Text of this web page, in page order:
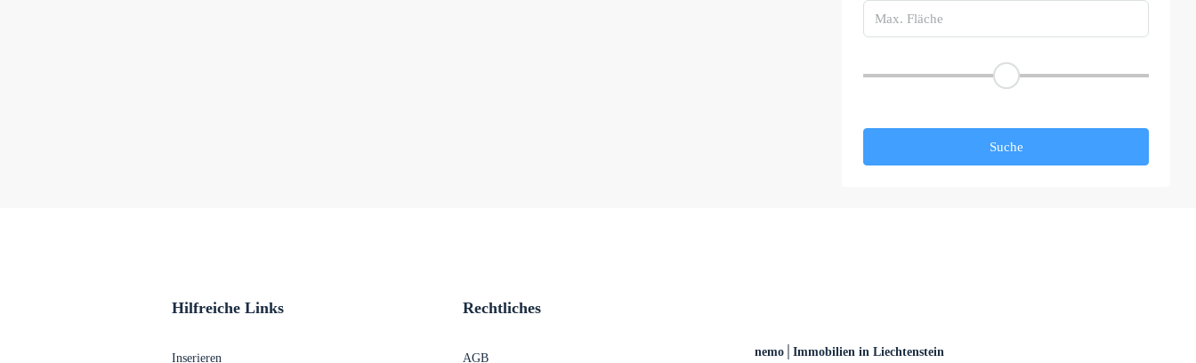
Suche
Hilfreiche Links
Inserieren
Rechtliches
AGB nemo│Immobilien in Liechtenstein